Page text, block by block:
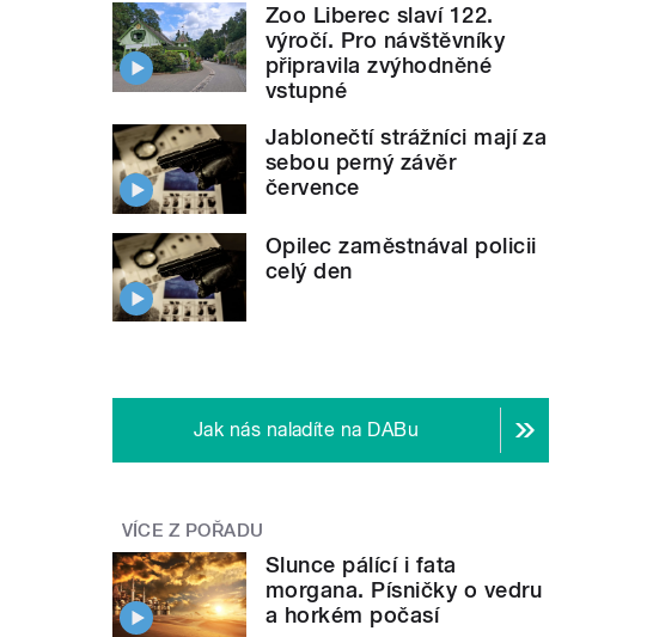
Zoo Liberec slaví 122.
výročí. Pro návštěvníky
připravila zvýhodněné
vstupné
Jablonečtí strážníci mají za
sebou perný závěr
července
Opilec zaměstnával policii
celý den
Jak nás naladíte na DABu
VÍCE Z POŘADU
Slunce pálící i fata
morgana. Písničky o vedru
a horkém počasí